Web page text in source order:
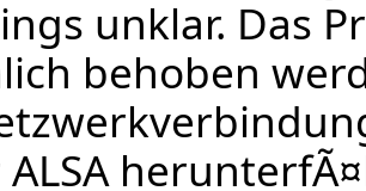
unklar. Das
behoben